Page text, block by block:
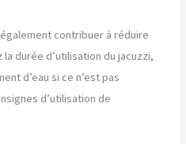
contribuer à réduire
durée d’utilisation du jacuzzi,
d’eau si ce n’est pas
d’utilisation de